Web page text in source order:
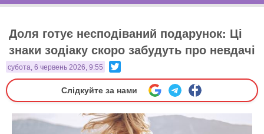
Доля готує несподіваний подарунок: Ці
знаки зодіаку скоро забудуть про невдачі
субота, 6 червень 2026, 9:55
Слідкуйте за нами